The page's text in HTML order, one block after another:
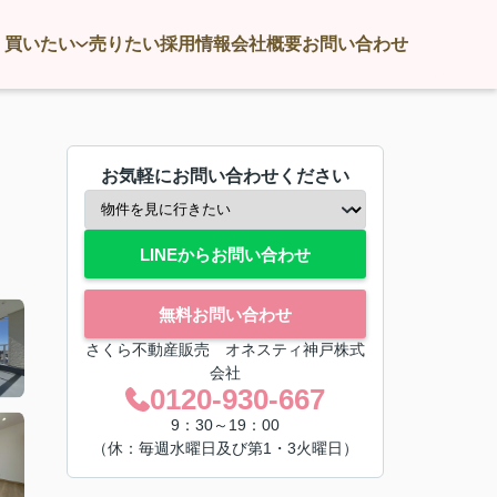
買いたい 売りたい採用情報会社概要お問い合わせ
お気軽にお問い合わせください
LINEからお問い合わせ
無料お問い合わせ
さくら不動産販売 オネスティ神戸株式
会社
0120-930-667
9：30～19：00
（休：毎週水曜日及び第1・3火曜日）